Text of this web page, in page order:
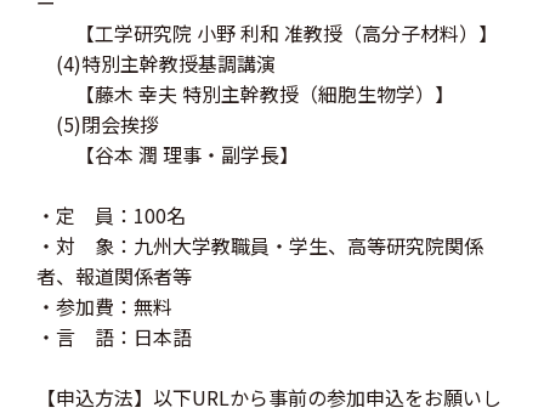
【工学研究院 小野 利和 准教授（高分子材料）】
(4)特別主幹教授基調講演
【藤木 幸夫 特別主幹教授（細胞生物学）】
(5)閉会挨拶
【谷本 潤 理事・副学長】
・定 員：100名
・対 象：九州大学教職員・学生、高等研究院関係
者、報道関係者等
・参加費：無料
・言 語：日本語
【申込方法】以下URLから事前の参加申込をお願いし